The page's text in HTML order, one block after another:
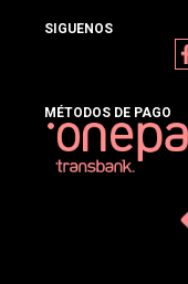
SIGUENOS
MÉTODOS DE PAGO